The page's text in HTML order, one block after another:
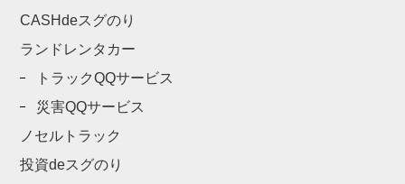
CASHdeスグのり
ランドレンタカー
トラックQQサービス
災害QQサービス
ノセルトラック
投資deスグのり